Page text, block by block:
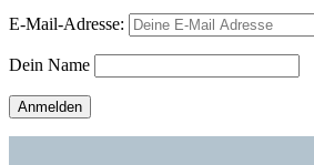
E-Mail-Adresse:
Dein Name